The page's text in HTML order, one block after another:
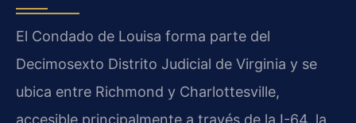
El Condado de Louisa forma parte del
Decimosexto Distrito Judicial de Virginia y se
ubica entre Richmond y Charlottesville,